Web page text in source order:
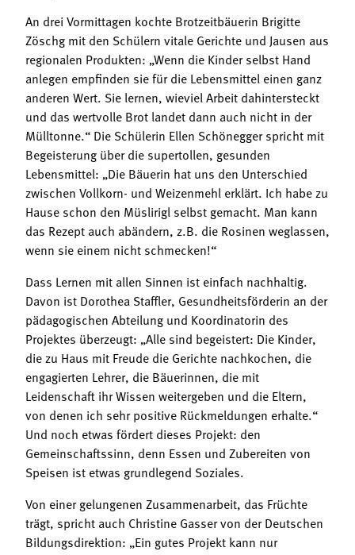
An drei Vormittagen kochte Brotzeitbäuerin Brigitte
Zöschg mit den Schülern vitale Gerichte und Jausen aus
regionalen Produkten: „Wenn die Kinder selbst Hand
anlegen empfinden sie für die Lebensmittel einen ganz
anderen Wert. Sie lernen, wieviel Arbeit dahintersteckt
und das wertvolle Brot landet dann auch nicht in der
Mülltonne.“ Die Schülerin Ellen Schönegger spricht mit
Begeisterung über die supertollen, gesunden
Lebensmittel: „Die Bäuerin hat uns den Unterschied
zwischen Vollkorn- und Weizenmehl erklärt. Ich habe zu
Hause schon den Müslirigl selbst gemacht. Man kann
das Rezept auch abändern, z.B. die Rosinen weglassen,
wenn sie einem nicht schmecken!“
Dass Lernen mit allen Sinnen ist einfach nachhaltig.
Davon ist Dorothea Staffler, Gesundheitsförderin an der
pädagogischen Abteilung und Koordinatorin des
Projektes überzeugt: „Alle sind begeistert: Die Kinder,
die zu Haus mit Freude die Gerichte nachkochen, die
engagierten Lehrer, die Bäuerinnen, die mit
Leidenschaft ihr Wissen weitergeben und die Eltern,
von denen ich sehr positive Rückmeldungen erhalte.“
Und noch etwas fördert dieses Projekt: den
Gemeinschaftssinn, denn Essen und Zubereiten von
Speisen ist etwas grundlegend Soziales.
Von einer gelungenen Zusammenarbeit, das Früchte
trägt, spricht auch Christine Gasser von der Deutschen
Bildungsdirektion: „Ein gutes Projekt kann nur